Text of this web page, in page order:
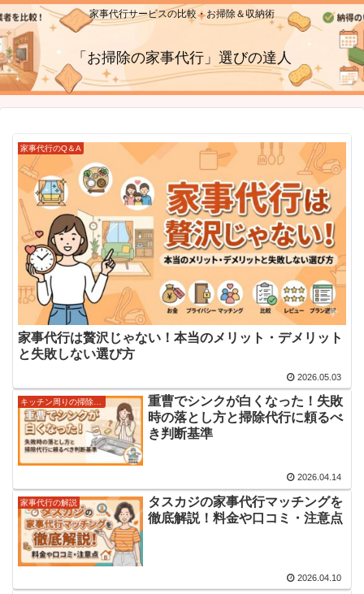
家事代行サービスの比較・お掃除＆収納術
「お掃除の家事代行」選びの達人
家事代行のQ＆A
家事代行は贅沢じゃない！本当のメリット・デメリット
と失敗しない選び方
2026.05.03
キッチン周りの掃除＆収納術
重曹でシンクが白くなった！失敗
時の落とし方と掃除代行に頼るべ
き判断基準
2026.04.14
家事代行の解説
タスカジの家事代行マッチングを
徹底解説！料金や口コミ・注意点
2026.04.10